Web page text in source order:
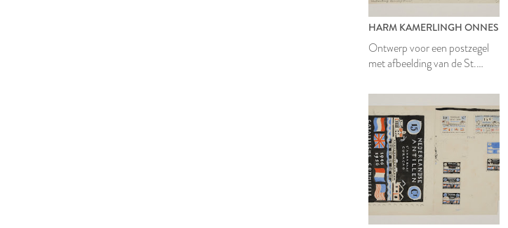
HARM KAMERLINGH ONNES
Ontwerp voor een postzegel
met afbeelding van de St.